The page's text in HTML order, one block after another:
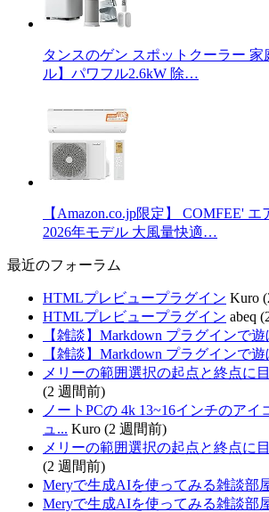
タンスのゲン スポットクーラー
ル】パワフル2.6kW 除…
【Amazon.co.jp限定】 COMFEE'
2026年モデル 大風量快適…
最近のフォーラム
HTMLプレビュープラグイン Kuro
HTMLプレビュープラグイン abeq
【雑談】Markdown プラグインで遊
【雑談】Markdown プラグインで遊
メリーの範囲選択の起点と終点に
(2 週間前)
ノートPCの 4k 13~16インチのア
ュ... Kuro (2 週間前)
メリーの範囲選択の起点と終点に
(2 週間前)
Meryで生成AIを使ってみる雑談部
Meryで生成AIを使ってみる雑談部